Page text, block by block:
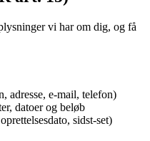
vi har om dig, og få
adresse, e-mail, telefon)
datoer og beløb
sidst-set)